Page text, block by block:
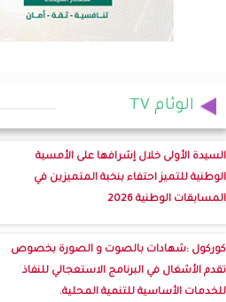
الوئام TV
السيدة الأولى خلال إشرافها على الأمسية
الوطنية للتميز احتفاء بنخبة المتميزين في
المسابقات الوطنية 2026
كوركول :شهادات بالصوت و الصورة بخصوص
تقدم الأشغال في البرنامج الاستعجالي للنفاذ
للخدمات الأساسية للتنمية المحلية.